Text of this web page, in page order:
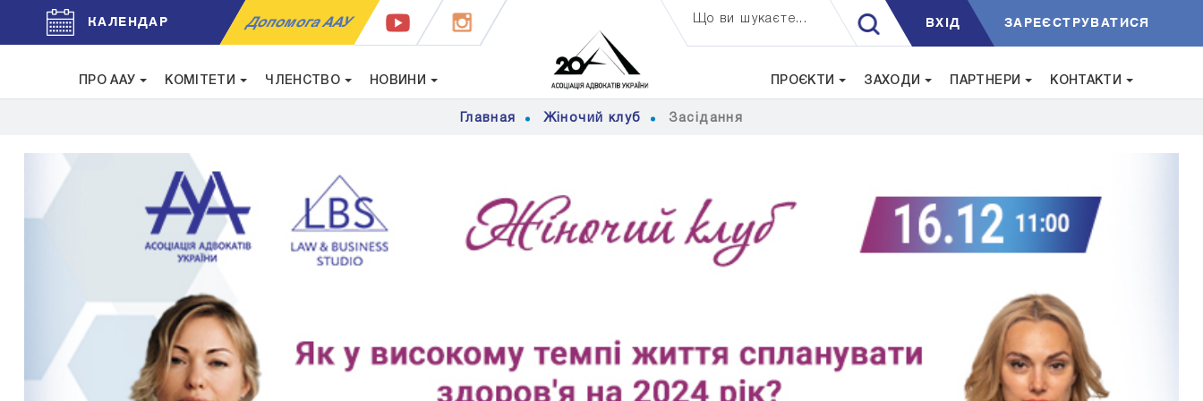
КАЛЕНДАР Допомога ААУ Що ви шукаєте... ВXIД ЗАРЕЄСТРУВАТИСЯ
ПРО ААУ КОМІТЕТИ ЧЛЕНСТВО НОВИНИ ПРОЄКТИ ЗАХОДИ ПАРТНЕРИ КОНТАКТИ
Главная Жіночий клуб Засідання